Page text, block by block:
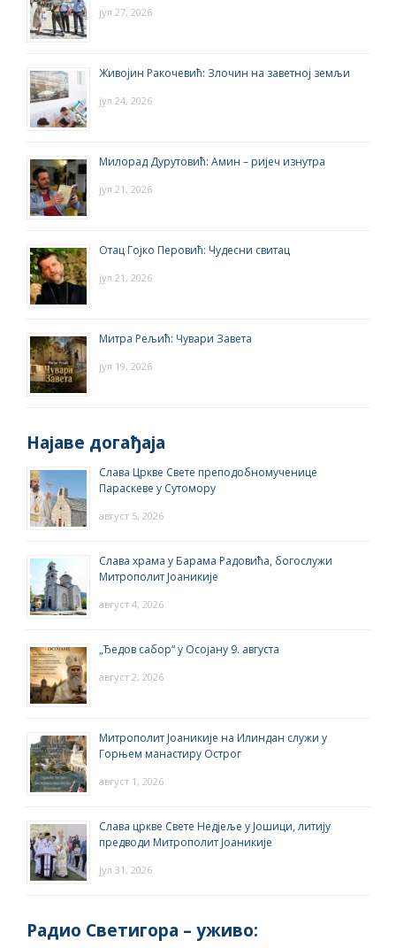
јул 27, 2026
Живојин Ракочевић: Злочин на заветној земљи
јул 24, 2026
Милорад Дурутовић: Амин – ријеч изнутра
јул 21, 2026
Отац Гојко Перовић: Чудесни свитац
јул 21, 2026
Митра Рељић: Чувари Завета
јул 19, 2026
Најаве догађаја
Слава Цркве Свете преподобномученице
Параскеве у Сутомору
август 5, 2026
Слава храма у Барама Радовића, богослужи
Митрополит Јоаникије
август 4, 2026
„Ђедов сабор“ у Осојану 9. августа
август 2, 2026
Митрополит Јоаникије на Илиндан служи у
Горњем манастиру Острог
август 1, 2026
Слава цркве Свете Недјеље у Јошици, литију
предводи Митрополит Јоаникије
јул 31, 2026
Радио Светигора – yживо: